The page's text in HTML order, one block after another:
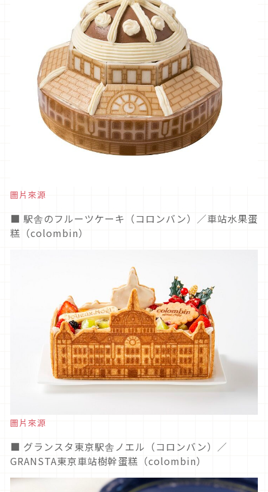
圖片來源
■ 駅舎のフルーツケーキ（コロンバン）／車站水果蛋
糕（colombin）
圖片來源
■ グランスタ東京駅舎ノエル（コロンバン）／
GRANSTA東京車站樹幹蛋糕（colombin）